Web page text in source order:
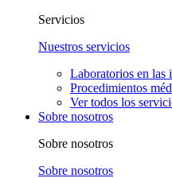
Servicios
Nuestros servicios
Laboratorios en las
Procedimientos
Ver todos los
Sobre nosotros
Sobre nosotros
Sobre nosotros